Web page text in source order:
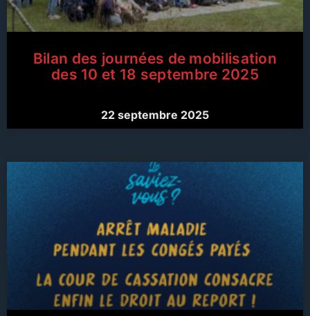
Bilan des journées de mobilisation
des 10 et 18 septembre 2025
22 septembre 2025